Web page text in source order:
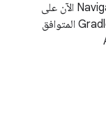
يعتمد المكوّن الإضافي Navigation Safe Args الآن على
الإصدار 8.4.2 من المكوّن الإضافي لنظام Gradle المتوافق